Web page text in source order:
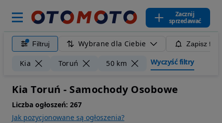
Zacznij
sprzedawać
Filtruj Wybrane dla Ciebie Zapisz
Kia Toruń 50 km Wyczyść filtry
Kia Toruń - Samochody Osobowe
Liczba ogłoszeń: 267
Jak pozycjonowane są ogłoszenia?